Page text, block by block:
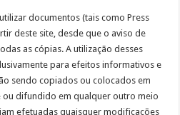
documentos (tais como Press
deste site, desde que o aviso de
as cópias. A utilização desses
para efeitos informativos e
sendo copiados ou colocados em
difundido em qualquer outro meio
efetuadas quaisquer modificações